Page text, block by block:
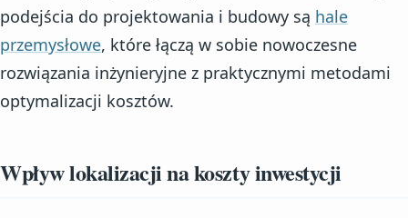
podejścia do projektowania i budowy są hale
przemysłowe, które łączą w sobie nowoczesne
rozwiązania inżynieryjne z praktycznymi metodami
optymalizacji kosztów.
Wpływ lokalizacji na koszty inwestycji